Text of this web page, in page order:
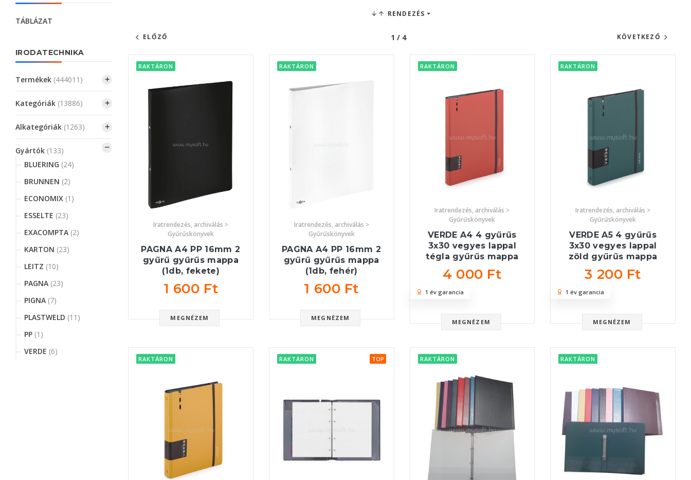
TÁBLÁZAT
IRODATECHNIKA
Termékek (444011)
Kategóriák (13886)
Alkategóriák (1263)
Gyártók (133)
BLUERING (24)
BRUNNEN (2)
ECONOMIX (1)
ESSELTE (23)
EXACOMPTA (2)
KARTON (23)
LEITZ (10)
PAGNA (23)
PIGNA (7)
PLASTWELD (11)
PP (1)
VERDE (6)
RENDEZÉS
ELŐZŐ 1 / 4 KÖVETKEZŐ
RAKTÁRON
Iratrendezés, archiválás >
Gyűrűskönyvek
PAGNA A4 PP 16mm 2
gyűrű gyűrűs mappa
(1db, fekete)
1 600 Ft
MEGNÉZEM
RAKTÁRON
Iratrendezés, archiválás >
Gyűrűskönyvek
PAGNA A4 PP 16mm 2
gyűrű gyűrűs mappa
(1db, fehér)
1 600 Ft
MEGNÉZEM
RAKTÁRON
Iratrendezés, archiválás >
Gyűrűskönyvek
VERDE A4 4 gyűrűs
3x30 vegyes lappal
tégla gyűrűs mappa
4 000 Ft
MEGNÉZEM
1 év garancia
RAKTÁRON
Iratrendezés, archiválás >
Gyűrűskönyvek
VERDE A5 4 gyűrűs
3x30 vegyes lappal
zöld gyűrűs mappa
3 200 Ft
MEGNÉZEM
1 év garancia
RAKTÁRON RAKTÁRON TOP RAKTÁRON RAKTÁRON